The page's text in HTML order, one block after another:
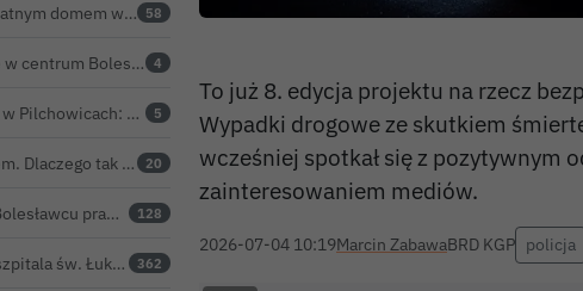
Flaga Izraela przed prywatnym domem w Bolesławcu. Czy można ją legalnie wywiesić? 58
Po burzy niebezpiecznie w centrum Bolesławca. Wiatrołomy runęły na podwórko 4
Urząd po kontroli zapory w Pilchowicach: 23,47 tony martwych ryb i zawiadomienie do prokuratury 5
Samolot nad Bolesławcem. Dlaczego tak intensywnie krążył? 20
NFZ żąda od szpitala w Bolesławcu prawie 5,9 mln zł. Potężny cios po kontroli rozliczeń 128
„Wyborcza” o imprezie szpitala św. Łukasza: kontrowersyjna gala dla pracowników 362
To już 8. edycja projektu na rzecz
Wypadki drogowe ze skutkiem
wcześniej spotkał się z pozytywnym
zainteresowaniem mediów.
2026-07-04 10:19Marcin ZabawaBRD KGP policja